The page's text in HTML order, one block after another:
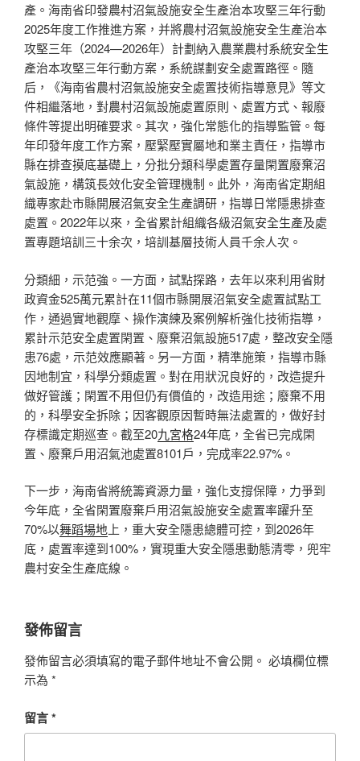
產。海南省印發農村沼氣設施安全生產治本攻堅三年行動
2025年度工作推進方案，并將農村沼氣設施安全生產治本
攻堅三年（2024—2026年）計劃納入農業農村系統安全生
產治本攻堅三年行動方案，系統謀劃安全處置路徑。隨
后，《海南省農村沼氣設施安全處置技術指導意見》等文
件相繼落地，對農村沼氣設施處置原則、處置方式、報廢
條件等提出明確要求。其次，強化常態化的指導監管。每
年印發年度工作方案，壓緊壓實屬地和業主責任，指導市
縣在排查摸底基礎上，分批分類科學處置存量閑置廢棄沼
氣設施，構筑長效化安全管理機制。此外，海南省定期組
織專家赴市縣開展沼氣安全生產調研，指導日常隱患排查
處置。2022年以來，全省累計組織各級沼氣安全生產及處
置專題培訓三十余次，培訓基層技術人員千余人次。
分類細，示范強。一方面，試點探路，去年以來利用省財
政資金525萬元累計在11個市縣開展沼氣安全處置試點工
作，通過實地觀摩、操作演練及案例解析強化技術指導，
累計示范安全處置閑置、廢棄沼氣設施517處，整改安全隱
患76處，示范效應顯著。另一方面，精準施策，指導市縣
因地制宜，科學分類處置。對在用狀況良好的，改造提升
做好管護；閑置不用但仍有價值的，改造用途；廢棄不用
的，科學安全拆除；因客觀原因暫時無法處置的，做好封
存標識定期巡查。截至20九宮格24年底，全省已完成閑
置、廢棄戶用沼氣池處置8101戶，完成率22.97%。
下一步，海南省將統籌資源力量，強化支撐保障，力爭到
今年底，全省閑置廢棄戶用沼氣設施安全處置率躍升至
70%以舞蹈場地 上，重大安全隱患總體可控，到2026年
底，處置率達到100%，實現重大安全隱患動態清零，兜牢
農村安全生產底線。
發佈留言
發佈留言必須填寫的電子郵件地址不會公開。 必填欄位標
示為 *
留言*